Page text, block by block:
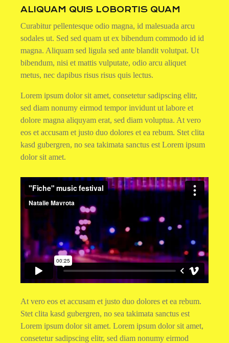
ALIQUAM QUIS LOBORTIS QUAM
Curabitur pellentesque odio magna, id malesuada arcu
sodales ut. Sed sed quam ut ex bibendum commodo id id
magna. Aliquam sed ligula sed ante blandit volutpat. Ut
bibendum, nisi et mattis vulputate, odio arcu aliquet
metus, nec dapibus risus risus quis lectus.
Lorem ipsum dolor sit amet, consetetur sadipscing elitr,
sed diam nonumy eirmod tempor invidunt ut labore et
dolore magna aliquyam erat, sed diam voluptua. At vero
eos et accusam et justo duo dolores et ea rebum. Stet clita
kasd gubergren, no sea takimata sanctus est Lorem ipsum
dolor sit amet.
At vero eos et accusam et justo duo dolores et ea rebum.
Stet clita kasd gubergren, no sea takimata sanctus est
Lorem ipsum dolor sit amet. Lorem ipsum dolor sit amet,
consetetur sadipscing elitr, sed diam nonumy eirmod